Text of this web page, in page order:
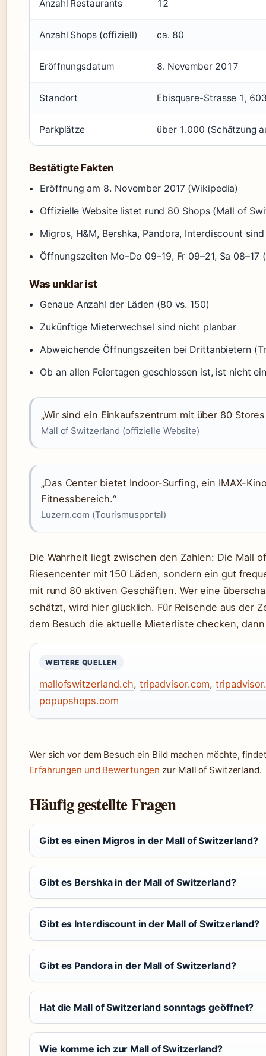
Anzahl Restaurants 12
Anzahl Shops (offiziell) ca. 80
Eröffnungsdatum 8. November 2017
Standort Ebisquare-Strasse 1,
Parkplätze über 1.000 (Schätzung
Bestätigte Fakten
Eröffnung am 8. November 2017 (Wikipedia)
Offizielle Website listet rund 80 Shops (Mall of
Migros, H&M, Bershka, Pandora, Interdiscount
Öffnungszeiten Mo–Do 09–19, Fr 09–21, Sa
Was unklar ist
Genaue Anzahl der Läden (80 vs. 150)
Zukünftige Mieterwechsel sind nicht planbar
Abweichende Öffnungszeiten bei Drittanbietern
Ob an allen Feiertagen geschlossen ist, ist nicht
„Wir sind ein Einkaufszentrum mit über 80
Mall of Switzerland (offizielle Website)
„Das Center bietet Indoor-Surfing, ein IMAX-
Fitnessbereich.“
Luzern.com (Tourismusportal)
Die Wahrheit liegt zwischen den Zahlen: Die Mall
Riesencenter mit 150 Läden, sondern ein gut
mit rund 80 aktiven Geschäften. Wer eine
schätzt, wird hier glücklich. Für Reisende aus der
dem Besuch die aktuelle Mieterliste checken,
WEITERE QUELLEN
mallofswitzerland.ch, tripadvisor.com,
popupshops.com
Wer sich vor dem Besuch ein Bild machen möchte,
Erfahrungen und Bewertungen zur Mall of Switzerland.
Häufig gestellte Fragen
Gibt es einen Migros in der Mall of Switzerland?
Gibt es Bershka in der Mall of Switzerland?
Gibt es Interdiscount in der Mall of Switzerland?
Gibt es Pandora in der Mall of Switzerland?
Hat die Mall of Switzerland sonntags geöffnet?
Wie komme ich zur Mall of Switzerland?